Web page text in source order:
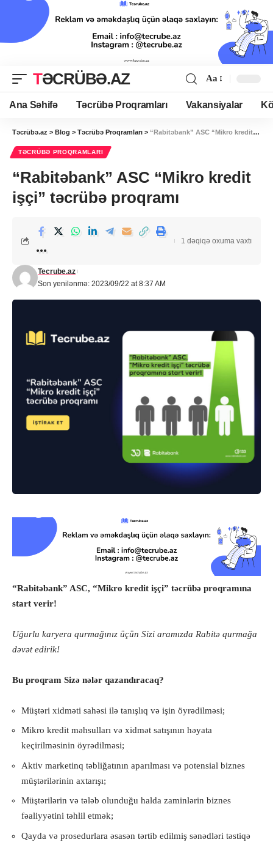
TƏCRÜBƏ.AZ Aa
Ana Səhifə Təcrübə Proqramları Vakansiyalar
Təcrübə.az > Blog > Təcrübə Proqramları > “Rabitəbank” ASC “Mikro kredit işçi” təcrübə proqramı
TƏCRÜBƏ PROQRAMLARI
“Rabitəbank” ASC “Mikro kredit
işçi” təcrübə proqramı
Son yenilənmə: 2023/09/22 at 8:37 AM
Tecrube.az
1 dəqiqə oxuma vaxtı
“Rabitəbank” ASC, “Mikro kredit işçi” təcrübə proqramına
start verir!
Uğurlu karyera qurmağınız üçün Sizi aramızda Rabitə qurmağa
dəvət edirik!
Bu proqram Sizə nələr qazandıracaq?
Müştəri xidməti sahəsi ilə tanışlıq və işin öyrədilməsi;
Mikro kredit məhsulları və xidmət satışının həyata
keçirilməsinin öyrədilməsi;
Aktiv marketinq təbliğatının aparılması və potensial biznes
müştərilərinin axtarışı;
Müştərilərin və tələb olunduğu halda zaminlərin biznes
fəaliyyətini təhlil etmək;
Qayda və prosedurlara əsasən tərtib edilmiş sənədləri təstiqə